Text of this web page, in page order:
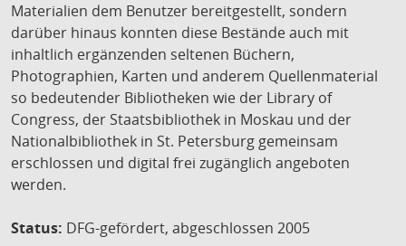
Materialien dem Benutzer bereitgestellt, sondern
darüber hinaus konnten diese Bestände auch mit
inhaltlich ergänzenden seltenen Büchern,
Photographien, Karten und anderem Quellenmaterial
so bedeutender Bibliotheken wie der Library of
Congress, der Staatsbibliothek in Moskau und der
Nationalbibliothek in St. Petersburg gemeinsam
erschlossen und digital frei zugänglich angeboten
werden.
Status: DFG-gefördert, abgeschlossen 2005